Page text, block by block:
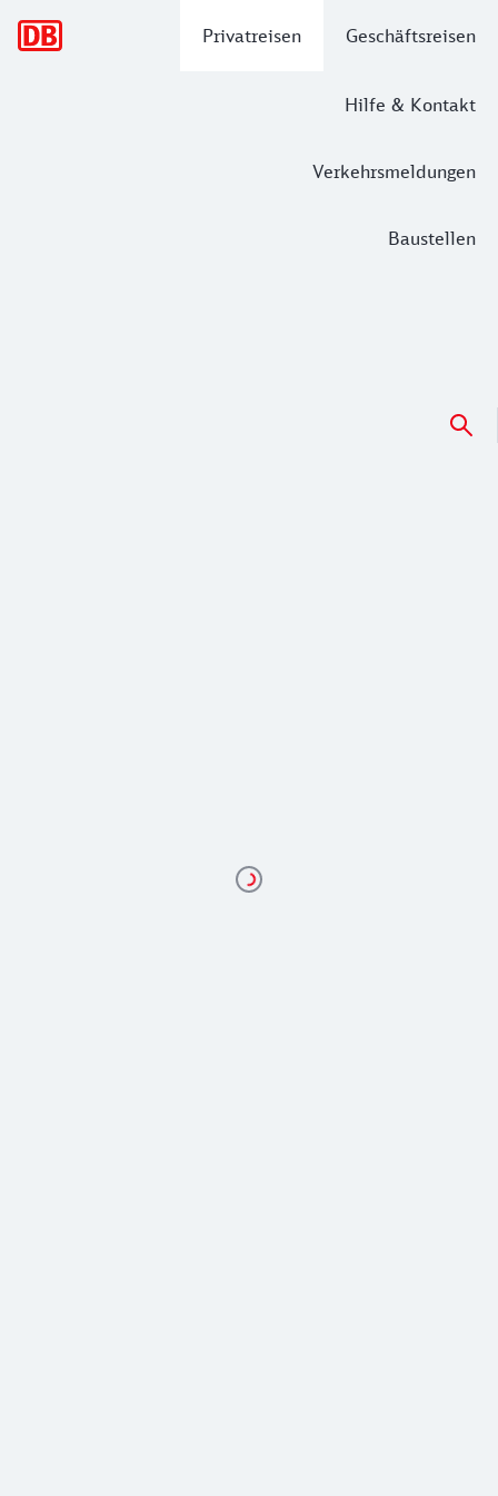
Privatreisen Geschäftsreisen
Hilfe & Kontakt
Verkehrsmeldungen
Baustellen